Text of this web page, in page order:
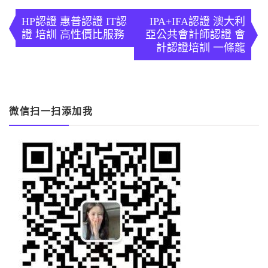
章
導
HP認證 惠普認證 IT認
證 培訓 高性價比服務
IPA+IFA認證 澳大利
亞公共會計師認證 會
計認證培訓 一條龍
微信扫一扫添加我